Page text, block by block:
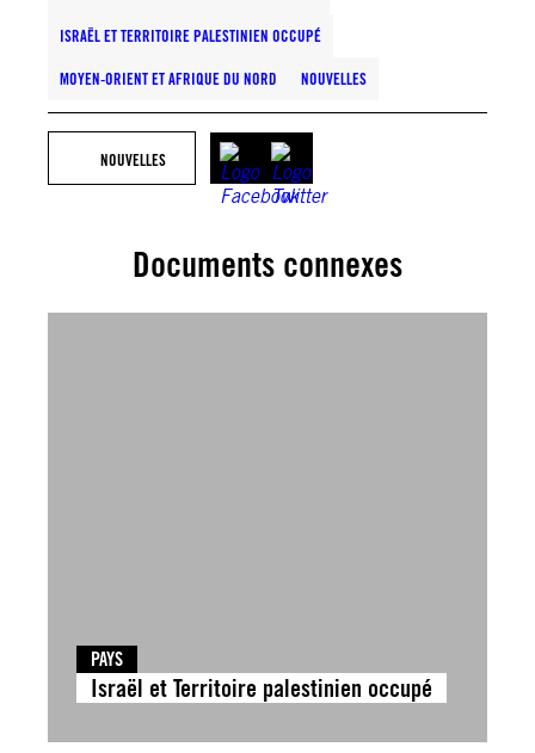
ISRAËL ET TERRITOIRE PALESTINIEN OCCUPÉ
MOYEN-ORIENT ET AFRIQUE DU NORD NOUVELLES
NOUVELLES
Documents connexes
PAYS
Israël et Territoire palestinien occupé